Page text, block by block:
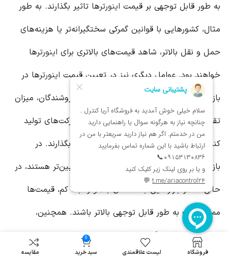
به طور قابل توجهی بر قیمت اینورترها تاثیر بگذارند. به طور
مثال، کشورهایی با قوانین گمرکی سختگیرانه‌تر یا هزینه‌های
حمل و نقل بالاتر، شاهد قیمت‌های بالاتری برای اینورترها
خواهند بود. عوامل دیگری نیز در تعیین قیمت اینورترها در
بازارهای مختلف دخیل هستند. رقابت بین فروشندگان، میزان
تقاضا در بازار، و سیاست‌های قیمت‌گذاری شرکت‌های تولید
کننده، همگی می‌توانند بر قیمت نهایی تاثیر بگذارند. در
بازارهایی با رقابت شدید، قیمت‌ها معمولاً پایین‌تر هستند، در
حالی که در بازارهایی با تقاضای بالا و رقابت کم، قیمت‌ها
ممکن است به طور قابل توجهی بالاتر باشند. همچنین،
سیاست‌های قیمت‌گذاری شرکت‌های تولید کننده نیز می‌تواند بر
فروشگاه لیست علاقمندی
0
سبد خرید مقایسه